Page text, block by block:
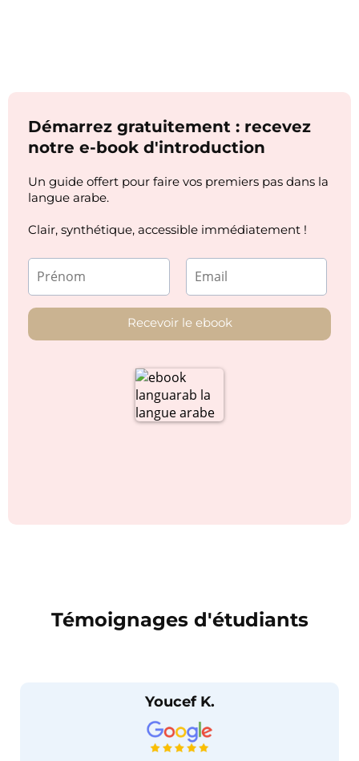
Démarrez gratuitement : recevez
notre e-book d'introduction
Un guide offert pour faire vos premiers pas dans la
langue arabe.
Clair, synthétique, accessible immédiatement !
Recevoir le ebook
Témoignages d'étudiants
Youcef K.